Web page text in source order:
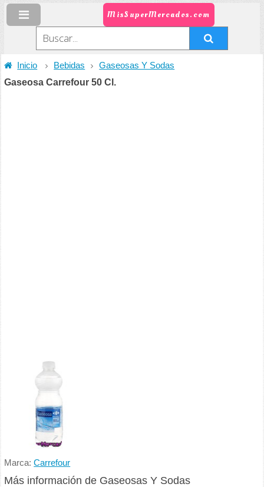
MisSuperMercados.com
Inicio Bebidas Gaseosas Y Sodas
Gaseosa Carrefour 50 Cl.
Marca:Carrefour
Más información de Gaseosas Y Sodas